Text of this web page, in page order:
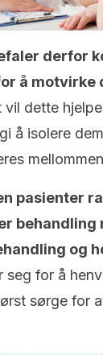
derfor
å motvirke
dette
å isolere
pasienter
behandling
og
seg for å
sørge for